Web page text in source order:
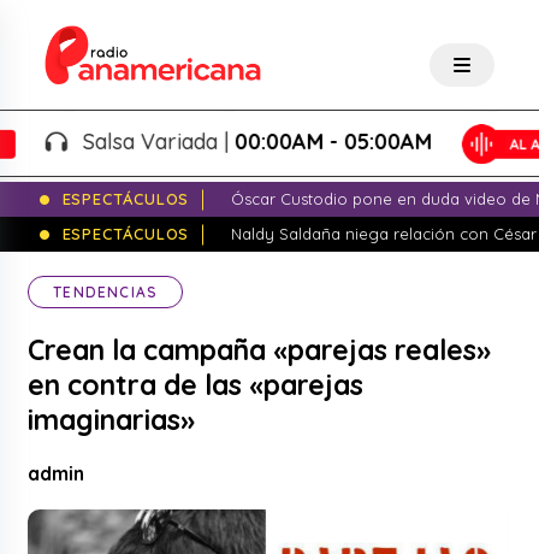
Salsa Variada |00:00AM - 05:00AM
ESPECTÁCULOS
Óscar Custodio pone en duda video de
ESPECTÁCULOS
Naldy Saldaña niega relación con
TENDENCIAS
Crean la campaña «parejas reales»
en contra de las «parejas
imaginarias»
admin